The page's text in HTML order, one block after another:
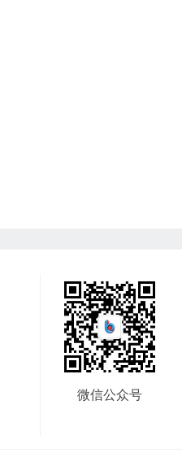
微信公众号